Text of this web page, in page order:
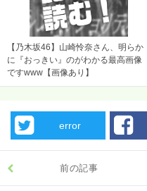
【乃木坂46】山崎怜奈さん、明らか
に『おっきい』のがわかる最高画像
ですwww【画像あり】
error
前の記事